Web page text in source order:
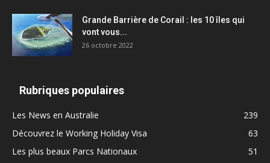
Grande Barrière de Corail : les 10 îles qui
vont vous...
26 octobre 2022
Rubriques populaires
Les News en Australie
239
Découvrez le Working Holiday Visa
63
Les plus beaux Parcs Nationaux
51